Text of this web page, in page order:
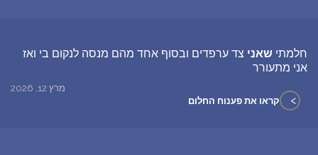
חלמתי שאני צד ערפדים ובסוף אחד מהם מנסה לנקום בי ואז
אני מתעורר
מרץ 12, 2026
> קראו את פענוח החלום